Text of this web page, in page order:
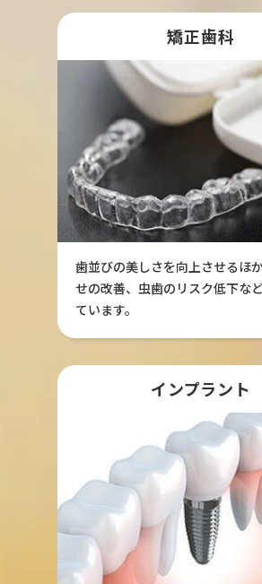
矯正歯科
歯並びの美しさを向上させるほ
せの改善、虫歯のリスク低下な
ています。
インプラント